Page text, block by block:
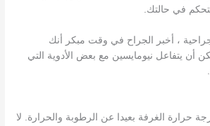
في حالتك.
، أخبر الجراح في وقت مبكر أنك
أن يتفاعل نيومايسين مع بعض الأدوية التي
حرارة الغرفة بعيدا عن الرطوبة والحرارة. لا